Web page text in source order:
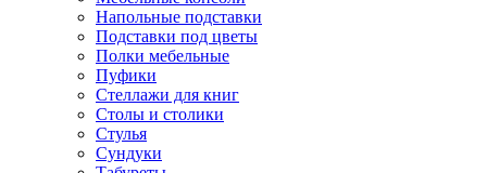
Напольные подставки
Подставки под цветы
Полки мебельные
Пуфики
Стеллажи для книг
Столы и столики
Стулья
Сундуки